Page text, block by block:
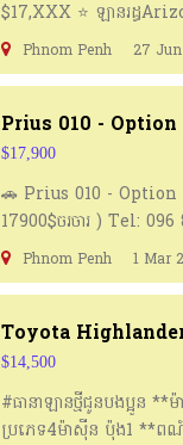
$17,XXX ⭐️ ឡានរដ្ធ
https://t.me/seaauto
https://t.me/
Phnom Penh 27
Prius 010 - Option
$17,900
🚗 Prius 010 - Option
17900$ចរចារ ) Tel:
Phnom Penh 1 Mar
Toyota
$14,500
#ធានាឡានថ្មីជូនបងប្អូន
ប្រភេទ4ម៉ាសុីន ប៉ុង1 **ពណ៍: